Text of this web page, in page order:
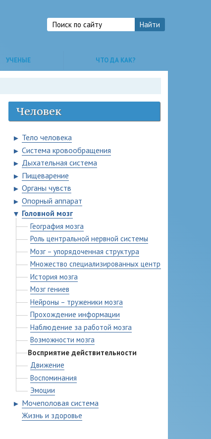
УЧЕНЫЕ ЧТО ДА КАК?
Человек
► Тело человека
► Система кровообращения
► Дыхательная система
► Пищеварение
► Органы чувств
► Опорный аппарат
▼ Головной мозг
География мозга
Роль центральной нервной системы
Мозг – упорядоченная структура
Множество специализированных центров мозга
История мозга
Мозг гениев
Нейроны – труженики мозга
Прохождение информации
Наблюдение за работой мозга
Возможности мозга
Восприятие действительности
Движение
Воспоминания
Эмоции
► Мочеполовая система
Жизнь и здоровье